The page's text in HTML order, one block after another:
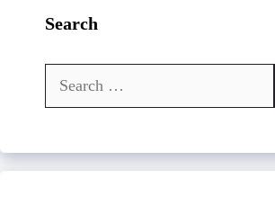
Search
Search
for: